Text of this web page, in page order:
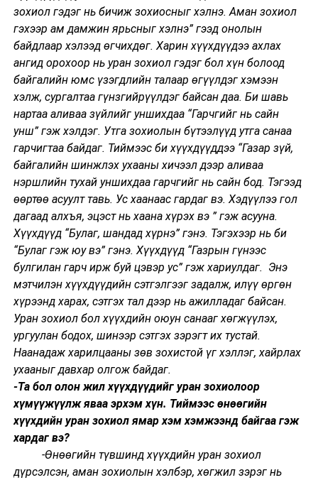
зохиол гэдэг нь бичиж зохиосныг хэлнэ. Аман зохиол
гэхээр ам дамжин ярьсныг хэлнэ” гээд онолын
байдлаар хэлээд өгчихдөг. Харин хүүхдүүдээ ахлах
ангид орохоор нь уран зохиол гэдэг бол хүн болоод
байгалийн юмс үзэгдлийн талаар өгүүлдэг хэмээн
хэлж, сургалтаа гүнзгийрүүлдэг байсан даа. Би шавь
нартаа аливаа зүйлийг уншихдаа “Гарчгийг нь сайн
унш” гэж хэлдэг. Утга зохиолын бүтээлүүд утга санаа
гарчигтаа байдаг. Тиймээс би хүүхдүүддээ “Газар зүй,
байгалийн шинжлэх ухааны хичээл дээр аливаа
нэршлийн тухай уншихдаа гарчгийг нь сайн бод. Тэгээд
өөртөө асуулт тавь. Ус хаанаас гардаг вэ. Хэдүүлээ гол
дагаад алхъя, эцэст нь хаана хүрэх вэ ” гэж асууна.
Хүүхдүүд “Булаг, шандад хүрнэ” гэнэ. Тэгэхээр нь би
“Булаг гэж юу вэ” гэнэ. Хүүхдүүд “Газрын гүнээс
булгилан гарч ирж буй цэвэр ус” гэж хариулдаг. Энэ
мэтчилэн хүүхдүүдийн сэтгэлгээг задалж, илүү өргөн
хүрээнд харах, сэтгэх тал дээр нь ажилладаг байсан.
Уран зохиол бол хүүхдийн оюун санааг хөгжүүлэх,
ургуулан бодох, шинээр сэтгэх зэрэгт их тустай.
Наанадаж харилцааны зөв зохистой үг хэллэг, хайрлах
ухааныг давхар олгож байдаг.
-Та бол олон жил хүүхдүүдийг уран зохиолоор
хүмүүжүүлж яваа эрхэм хүн. Тиймээс өнөөгийн
хүүхдийн уран зохиол ямар хэм хэмжээнд байгаа гэж
хардаг вэ?
-Өнөөгийн түвшинд хүүхдийн уран зохиол
дүрсэлсэн, аман зохиолын хэлбэр, хөгжил зэрэг нь